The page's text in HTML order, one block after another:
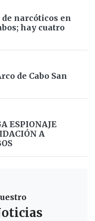
narcóticos en
hay cuatro
de Cabo San
ESPIONAJE
A